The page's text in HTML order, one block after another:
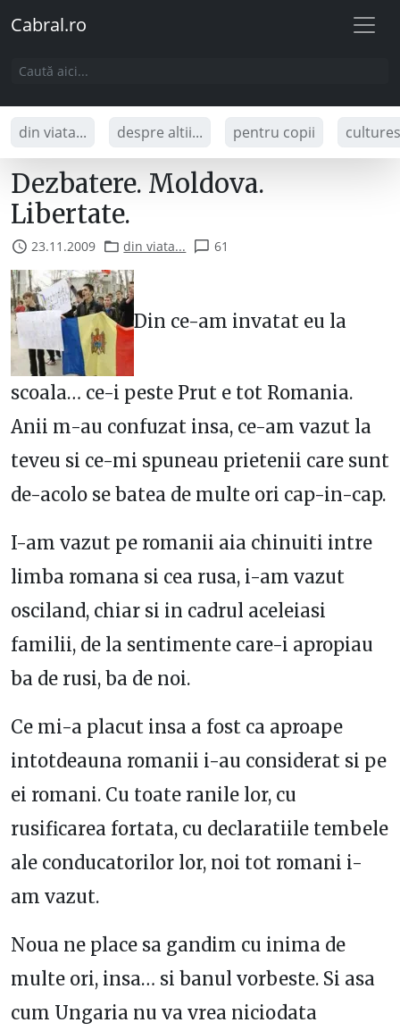
Cabral.ro
din viata... despre altii... pentru copii
Dezbatere. Moldova.
Libertate.
23.11.2009 din viata... 61
Din ce-am invatat eu la
scoala… ce-i peste Prut e tot Romania.
Anii m-au confuzat insa, ce-am vazut la
teveu si ce-mi spuneau prietenii care sunt
de-acolo se batea de multe ori cap-in-cap.
I-am vazut pe romanii aia chinuiti intre
limba romana si cea rusa, i-am vazut
osciland, chiar si in cadrul aceleiasi
familii, de la sentimente care-i apropiau
ba de rusi, ba de noi.
Ce mi-a placut insa a fost ca aproape
intotdeauna romanii i-au considerat si pe
ei romani. Cu toate ranile lor, cu
rusificarea fortata, cu declaratiile tembele
ale conducatorilor lor, noi tot romani i-
am vazut.
Noua ne place sa gandim cu inima de
multe ori, insa… si banul vorbeste. Si asa
cum Ungaria nu va vrea niciodata